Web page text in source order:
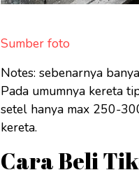
Sumber foto
Notes: sebenarnya
Pada umumnya kereta
setel hanya max 250-
kereta.
Cara Beli